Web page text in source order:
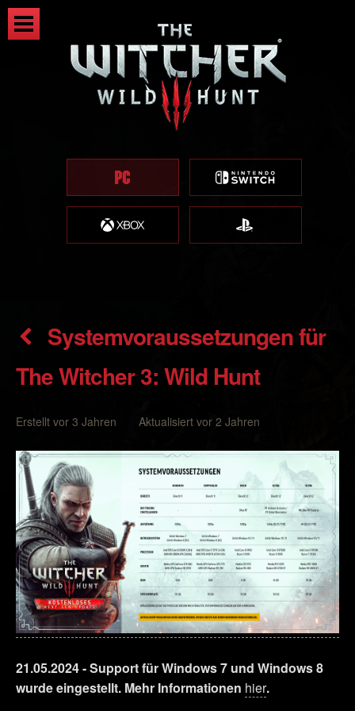
Systemvoraussetzungen für
The Witcher 3: Wild Hunt
Erstellt vor 3 Jahren Aktualisiert vor 2 Jahren
21.05.2024 - Support für Windows 7 und Windows 8
wurde eingestellt. Mehr Informationen hier.